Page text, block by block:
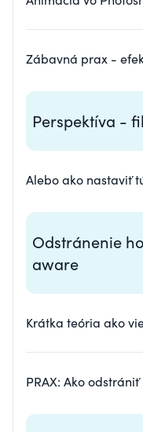
Zábavná prax -
Perspektíva -
Alebo ako nastaviť
Odstránenie
aware
Krátka teória ako
PRAX: Ako